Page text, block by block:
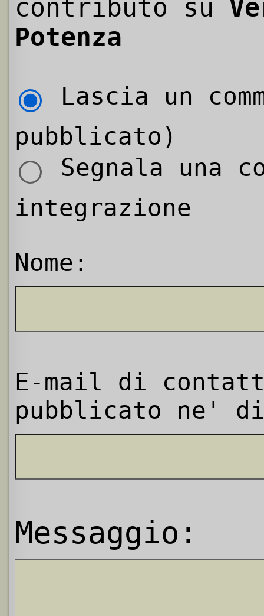
contributo su
Potenza
Lascia un
pubblicato)
Segnala una
integrazione
Nome:
E-mail di
pubblicato ne'
Messaggio: